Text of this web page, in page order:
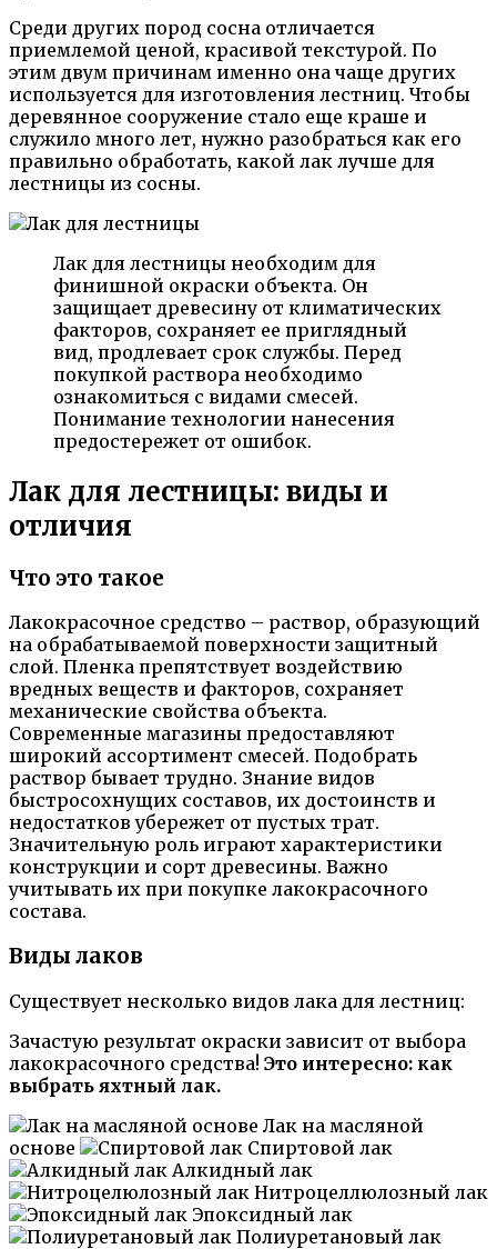
Среди других пород сосна отличается
приемлемой ценой, красивой текстурой. По
этим двум причинам именно она чаще других
используется для изготовления лестниц. Чтобы
деревянное сооружение стало еще краше и
служило много лет, нужно разобраться как его
правильно обработать, какой лак лучше для
лестницы из сосны.
Лак для лестницы необходим для
финишной окраски объекта. Он
защищает древесину от климатических
факторов, сохраняет ее приглядный
вид, продлевает срок службы. Перед
покупкой раствора необходимо
ознакомиться с видами смесей.
Понимание технологии нанесения
предостережет от ошибок.
Лак для лестницы: виды и
отличия
Что это такое
Лакокрасочное средство – раствор, образующий
на обрабатываемой поверхности защитный
слой. Пленка препятствует воздействию
вредных веществ и факторов, сохраняет
механические свойства объекта.
Современные магазины предоставляют
широкий ассортимент смесей. Подобрать
раствор бывает трудно. Знание видов
быстросохнущих составов, их достоинств и
недостатков убережет от пустых трат.
Значительную роль играют характеристики
конструкции и сорт древесины. Важно
учитывать их при покупке лакокрасочного
состава.
Виды лаков
Существует несколько видов лака для лестниц:
Зачастую результат окраски зависит от выбора
лакокрасочного средства! Это интересно: как
выбрать яхтный лак.
Лак на масляной
основе
Спиртовой лак
Алкидный лак
Нитроцеллюлозный лак
Эпоксидный лак
Полиуретановый лак